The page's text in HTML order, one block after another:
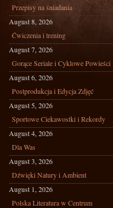
Przepisy na śniadania
August 8, 2026
Ćwiczenia i trening
August 7, 2026
Gorące Seriale i Cyklowe Powieści
August 6, 2026
Postprodukcja i Edycja Zdjęć
August 5, 2026
Sportowe Ciekawostki i Rekordy
August 4, 2026
Dla Was
August 3, 2026
Dźwięki Natury i Ambient
August 1, 2026
Polska Literatura w Centrum